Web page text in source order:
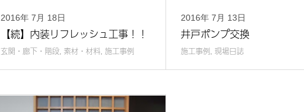
2016年 7月 18日
【続】内装リフレッシュ工事！！
玄関・廊下・階段, 素材・材料, 施工事例
2016年 7月 13日
井戸ポンプ交換
施工事例, 現場日誌